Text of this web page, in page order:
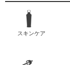
スキンケア